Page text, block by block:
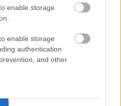
enable storage
enable storage
authentication
and other
egyébként nagyon